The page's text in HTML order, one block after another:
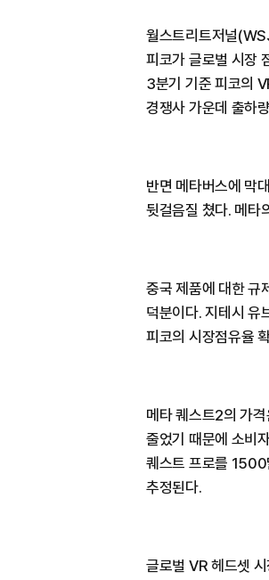
월스트리트저널
피코가 글로벌 시장
3분기 기준 피코의
경쟁사 가운데 출하
반면 메타버스에 막
뒷걸음질 쳤다. 메타
중국 제품에 대한 규
덕분이다. 지테시 유
피코의 시장점유율
메타 퀘스트2의 가
줄었기 때문에 소비
퀘스트 프로를 1500
추정된다.
글로벌 VR 헤드셋